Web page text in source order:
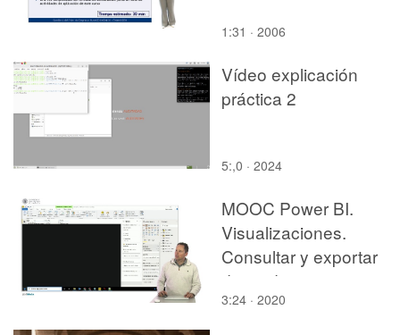
1:31 · 2006
Vídeo explicación
práctica 2
5:,0 · 2024
MOOC Power BI.
Visualizaciones.
Consultar y exportar
datos de una
visualización
3:24 · 2020